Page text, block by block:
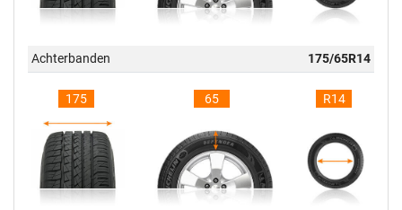
Achterbanden 175/65R14
175 65 R14